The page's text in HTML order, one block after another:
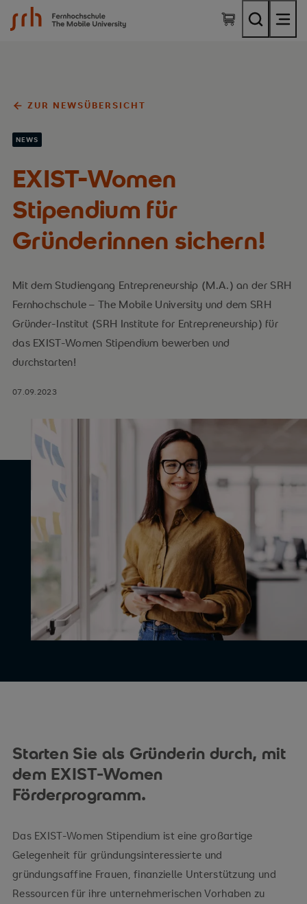
SRH Fernhochschule - The Mobile University
ZUR NEWSÜBERSICHT
NEWS
EXIST-Women
Stipendium für
Gründerinnen sichern!
Mit dem Studiengang Entrepreneurship (M.A.) an der SRH
Fernhochschule – The Mobile University und dem SRH
Gründer-Institut (SRH Institute for Entrepreneurship) für
das EXIST-Women Stipendium bewerben und
durchstarten!
07.09.2023
Starten Sie als Gründerin durch, mit
dem EXIST-Women
Förderprogramm.
Das EXIST-Women Stipendium ist eine großartige
Gelegenheit für gründungsinteressierte und
gründungsaffine Frauen, finanzielle Unterstützung und
Ressourcen für ihre unternehmerischen Vorhaben zu